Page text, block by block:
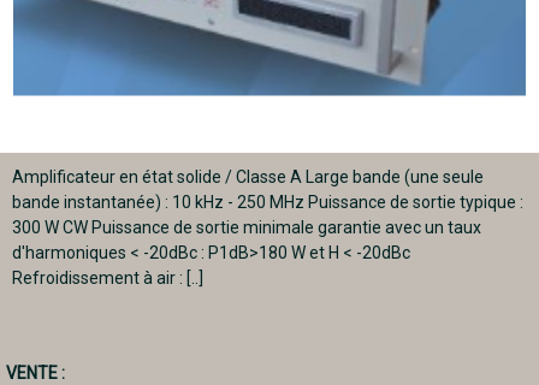
Amplificateur en état solide / Classe A Large bande (une seule
bande instantanée) : 10 kHz - 250 MHz Puissance de sortie typique :
300 W CW Puissance de sortie minimale garantie avec un taux
d'harmoniques < -20dBc : P1dB>180 W et H < -20dBc
Refroidissement à air : [..]
VENTE :